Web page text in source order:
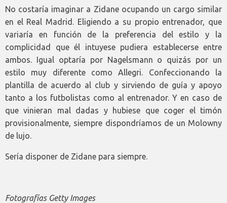
No costaría imaginar a Zidane ocupando un cargo similar
en el Real Madrid. Eligiendo a su propio entrenador, que
variaría en función de la preferencia del estilo y la
complicidad que él intuyese pudiera establecerse entre
ambos. Igual optaría por Nagelsmann o quizás por un
estilo muy diferente como Allegri. Confeccionando la
plantilla de acuerdo al club y sirviendo de guía y apoyo
tanto a los futbolistas como al entrenador. Y en caso de
que vinieran mal dadas y hubiese que coger el timón
provisionalmente, siempre dispondríamos de un Molowny
de lujo.
Sería disponer de Zidane para siempre.
Fotografías Getty Images